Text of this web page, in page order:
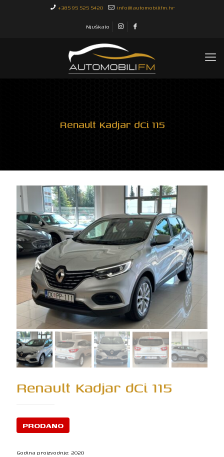
+385 95 525 5420 info@automobilifm.hr
Njuškalo
Renault Kadjar dCi 115
Renault Kadjar dCi 115
PRODANO
Godina proizvodnje: 2020